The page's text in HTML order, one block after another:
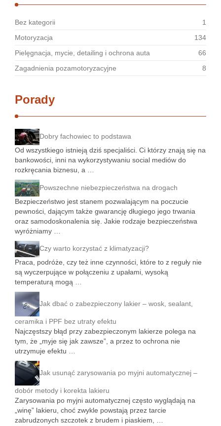
Bez kategorii
1
Motoryzacja
134
Pielęgnacja, mycie, detailing i ochrona auta
66
Zagadnienia pozamotoryzacyjne
8
Porady
Dobry fachowiec to podstawa
Od wszystkiego istnieją dziś specjaliści. Ci którzy znają się na
bankowości, inni na wykorzystywaniu social mediów do
rozkręcania biznesu, a …
Powszechne niebezpieczeństwa na drogach
Bezpieczeństwo jest stanem pozwalającym na poczucie
pewności, dającym także gwarancję długiego jego trwania
oraz samodoskonalenia się. Jakie rodzaje bezpieczeństwa
wyróżniamy …
Czy warto korzystać z klimatyzacji?
Praca, podróże, czy też inne czynności, które to z reguły nie
są wyczerpujące w połączeniu z upałami, wysoką
temperaturą mogą …
Jak dbać o zabezpieczony lakier – wosk, sealant,
ceramika i PPF bez utraty efektu
Najczęstszy błąd przy zabezpieczonym lakierze polega na
tym, że „myje się jak zawsze”, a przez to ochrona nie
utrzymuje efektu …
Jak usunąć zarysowania po myjni automatycznej –
dobór metody i korekta lakieru
Zarysowania po myjni automatycznej często wyglądają na
„winę” lakieru, choć zwykle powstają przez tarcie
zabrudzonych szczotek z brudem i piaskiem, …